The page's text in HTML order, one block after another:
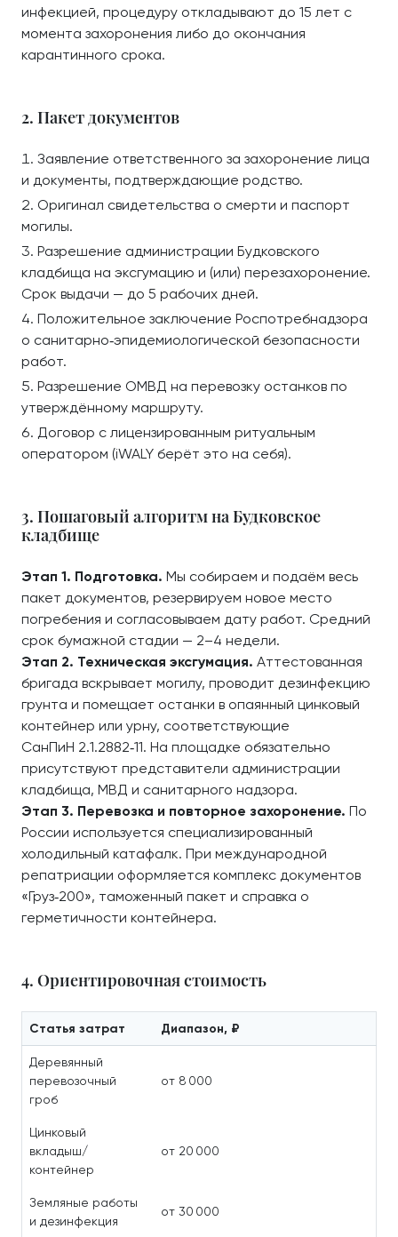
инфекцией, процедуру откладывают до 15 лет с
момента захоронения либо до окончания
карантинного срока.
2. Пакет документов
Заявление ответственного за захоронение лица
и документы, подтверждающие родство.
Оригинал свидетельства о смерти и паспорт
могилы.
Разрешение администрации Будковского
кладбища на эксгумацию и (или) перезахоронение.
Срок выдачи — до 5 рабочих дней.
Положительное заключение Роспотребнадзора
о санитарно‑эпидемиологической безопасности
работ.
Разрешение ОМВД на перевозку останков по
утверждённому маршруту.
Договор с лицензированным ритуальным
оператором (iWALY берёт это на себя).
3. Пошаговый алгоритм на Будковское
кладбище
Этап 1. Подготовка. Мы собираем и подаём весь
пакет документов, резервируем новое место
погребения и согласовываем дату работ. Средний
срок бумажной стадии — 2–4 недели.
Этап 2. Техническая эксгумация. Аттестованная
бригада вскрывает могилу, проводит дезинфекцию
грунта и помещает останки в опаянный цинковый
контейнер или урну, соответствующие
СанПиН 2.1.2882‑11. На площадке обязательно
присутствуют представители администрации
кладбища, МВД и санитарного надзора.
Этап 3. Перевозка и повторное захоронение. По
России используется специализированный
холодильный катафалк. При международной
репатриации оформляется комплекс документов
«Груз‑200», таможенный пакет и справка о
герметичности контейнера.
4. Ориентировочная стоимость
Статья затрат Диапазон, ₽
Деревянный
перевозочный
гроб
от 8 000
Цинковый
вкладыш/
контейнер
от 20 000
Земляные работы
и дезинфекция
от 30 000